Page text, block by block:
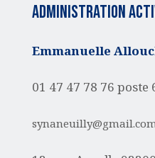
administration
Emmanuelle
01 47 47 78 76 poste